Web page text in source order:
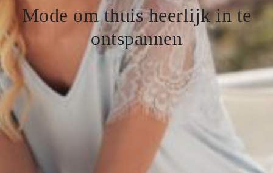
Mode om thuis heerlijk in te
ontspannen